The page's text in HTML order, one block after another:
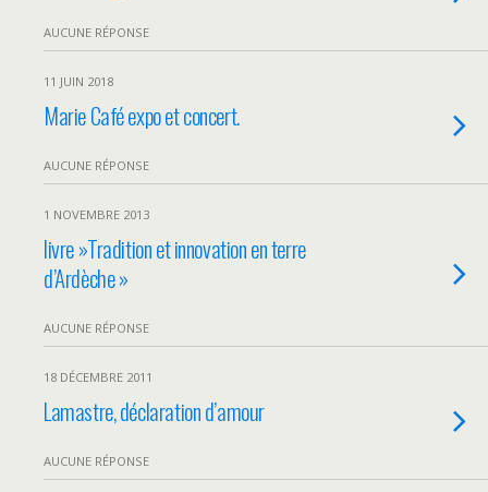
AUCUNE RÉPONSE
11 JUIN 2018
Marie Café expo et concert.
AUCUNE RÉPONSE
1 NOVEMBRE 2013
livre »Tradition et innovation en terre
d’Ardèche »
AUCUNE RÉPONSE
18 DÉCEMBRE 2011
Lamastre, déclaration d’amour
AUCUNE RÉPONSE